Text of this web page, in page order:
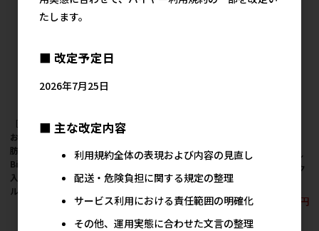
［ドギーマンハヤシ］
おなかにやさしい低脂
肪ワンワンビスケット
Big さつまいも＆野菜
入 450g【値上げ前セー
ル】
650円
［トーラス］メロデ
ィ・スナック 五穀わん
べい 64g
650円
のは入れない ヤギミル
ク入り ビスケット サク
サクタイプ 270g
参考上代
490円
たします。
■ 改定予定日
2026年7月25日
■ 主な改定内容
利用規約全体の表現および内容の見直し
配送・危険負担に関する規定の整理
サービス利用における責任範囲の明確化
その他、運用実態に合わせた文言の整理